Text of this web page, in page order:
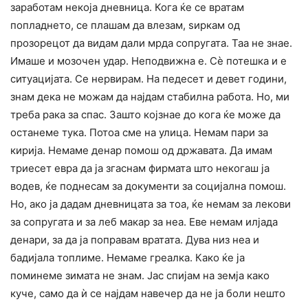
заработам некоја дневница. Кога ќе се вратам
попладнето, се плашам да влезам, ѕиркам од
прозорецот да видам дали мрда сопругата. Таа не знае.
Имаше и мозочен удар. Неподвижна е. Сè потешка и е
ситуацијата. Се нервирам. На педесет и девет години,
знам дека не можам да најдам стабилна работа. Но, ми
треба рака за спас. Зашто којзнае до кога ќе може да
останеме тука. Потоа сме на улица. Немам пари за
кирија. Немаме денар помош од државата. Да имам
триесет евра да ја згаснам фирмата што некогаш ја
водев, ќе поднесам за документи за социјална помош.
Но, ако ја дадам дневницата за тоа, ќе немам за лекови
за сопругата и за леб макар за неа. Еве немам илјада
денари, за да ја поправам вратата. Дува низ неа и
бадијала топлиме. Немаме греалка. Како ќе ја
поминеме зимата не знам. Јас спијам на земја како
куче, само да ѝ се најдам навечер да не ја боли нешто